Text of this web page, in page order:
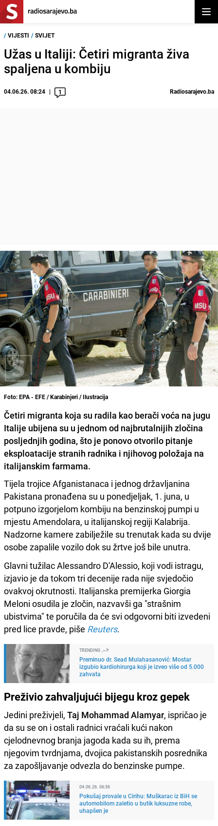
/ VIJESTI / SVIJET
Užas u Italiji: Četiri migranta živa
spaljena u kombiju
04.06.26. 08:24 1 Radiosarajevo.ba
Foto: EPA - EFE / Karabinjeri / Ilustracija
Četiri migranta koja su radila kao berači voća na jugu
Italije ubijena su u jednom od najbrutalnijih zločina
posljednjih godina, što je ponovo otvorilo pitanje
eksploatacije stranih radnika i njihovog položaja na
italijanskim farmama.
Tijela trojice Afganistanaca i jednog državljanina
Pakistana pronađena su u ponedjeljak, 1. juna, u
potpuno izgorjelom kombiju na benzinskoj pumpi u
mjestu Amendolara, u italijanskoj regiji Kalabrija.
Nadzorne kamere zabilježile su trenutak kada su dvije
osobe zapalile vozilo dok su žrtve još bile unutra.
Glavni tužilac Alessandro D'Alessio, koji vodi istragu,
izjavio je da tokom tri decenije rada nije svjedočio
ovakvoj okrutnosti. Italijanska premijerka Giorgia
Meloni osudila je zločin, nazvavši ga "strašnim
ubistvima" te poručila da će svi odgovorni biti izvedeni
pred lice pravde, piše Reuters.
TRENDING
Preminuo dr. Sead Mulahasanović: Mostar
izgubio kardiohirurga koji je izveo više od 5.000
zahvata
Preživio zahvaljujući bijegu kroz gepek
Jedini preživjeli, Taj Mohammad Alamyar, ispričao je
da su se on i ostali radnici vraćali kući nakon
cjelodnevnog branja jagoda kada su ih, prema
njegovim tvrdnjama, dvojica pakistanskih posrednika
za zapošljavanje odvezla do benzinske pumpe.
04.06.26. 06:36
Pokušaj provale u Cirihu: Muškarac iz BiH se
automobilom zaletio u butik luksuzne robe,
uhapšen je